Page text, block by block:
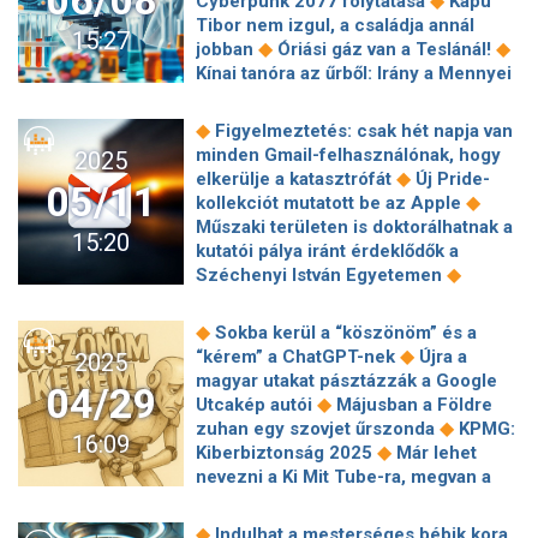
korlátozták az üzemanyagok árát◆
az első közös fotó Kárpáti Rebekáról
és az új szerelméről◆Madridban
nyert BL-negyeddöntőt a Bayern
győzelmet az Arsenal◆ Hanga Ádám
11 pontjával egyenlített a Badalona◆
A 15 fok jól hangzik, de nem
mindenhol fogjuk ezt kellemesnek
érezni
erőfeszítéseit az orosz agresszió
feltartóztatása érdekében
15:27
Tibor nem izgul, a családja annál
jobban ◆ Óriási gáz van a Teslánál! ◆
Kínai tanóra az űrből: Irány a Mennyei
Microsoft gáláns felajánlásáról
◆
Hogyan válaszolnak a női
felsővezetők a válságokra◆ Trump és
Musk vitája miatt válságba került a
NASA, több tucat űrmisszió állhat le
◆ A magyar mérnökök eljutottak a
Holdra és az üstökösökig
2025
05/11
15:20
◆ Figyelmeztetés: csak hét napja van
minden Gmail-felhasználónak, hogy
elkerülje a katasztrófát ◆ Új Pride-
kollekciót mutatott be az Apple ◆
Műszaki területen is doktorálhatnak a
kutatói pálya iránt érdeklődők a
Széchenyi István Egyetemen ◆
gyorsétterem-reklámok miatt◆
következő számítógépet a fejünkön
hordjuk majd◆ Egyszerűbbé válik az
új alkalmazások telepítése a Windows
11-ben◆ A Z generáció leszámol a
közösségi médiával◆A Microsoft
alkalmazottai nem használhatják a
◆
Még egy
2025
04/29
16:09
◆ Sokba kerül a “köszönöm” és a
“kérem” a ChatGPT-nek ◆ Újra a
magyar utakat pásztázzák a Google
Utcakép autói ◆ Májusban a Földre
zuhan egy szovjet űrszonda ◆ KPMG:
Kiberbiztonság 2025 ◆ Már lehet
nevezni a Ki Mit Tube-ra, megvan a
áramot termel
Mesterséges